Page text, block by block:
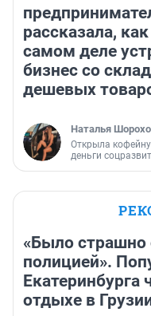
рассказала,
самом деле
бизнес со
дешевых
Наталья
Открыла
деньги
«Было страшно
полицией».
Екатеринбурга
отдыхе в